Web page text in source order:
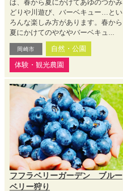
は、春から夏にかけてあゆのつかみ
どりや川遊び、バーベキュー…とい
ろんな楽しみ方があります。春から
夏にかけてのやなやバーベキュ...
岡崎市
自然・公園
体験・観光農園
フフラベリーガーデン ブルー
ベリー狩り